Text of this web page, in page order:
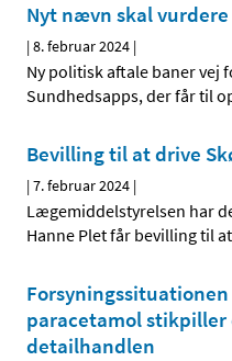
Nyt nævn skal
|8. februar 2024 |
Ny politisk aftale baner vej
Sundhedsapps, der får til
Bevilling til at drive
|7. februar 2024 |
Lægemiddelstyrelsen har
Hanne Plet får bevilling til
paracetamol stikpiller
detailhandlen